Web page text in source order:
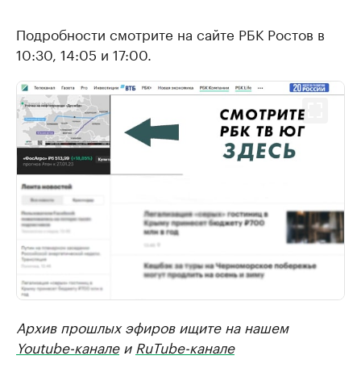
Подробности смотрите на сайте РБК Ростов в
10:30, 14:05 и 17:00.
Архив прошлых эфиров ищите на нашем
Youtube-каналеи RuTube-канале